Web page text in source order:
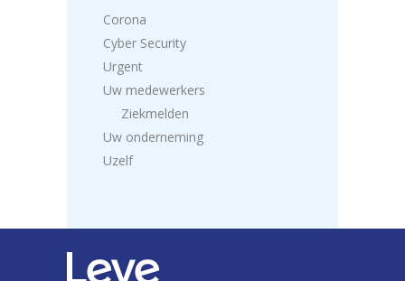
Corona
Cyber Security
Urgent
Uw medewerkers
Ziekmelden
Uw onderneming
Uzelf